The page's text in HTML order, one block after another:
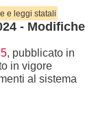
e leggi statali
- Modifiche
, pubblicato in
in vigore
al sistema